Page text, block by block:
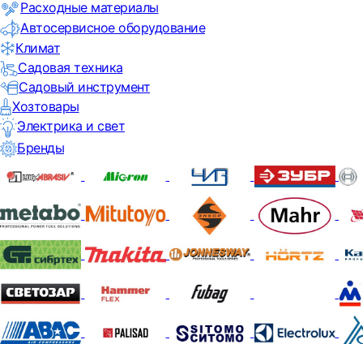
Расходные материалы
Автосервисное оборудование
Климат
Садовая техника
Садовый инструмент
Хозтовары
Электрика и свет
Бренды